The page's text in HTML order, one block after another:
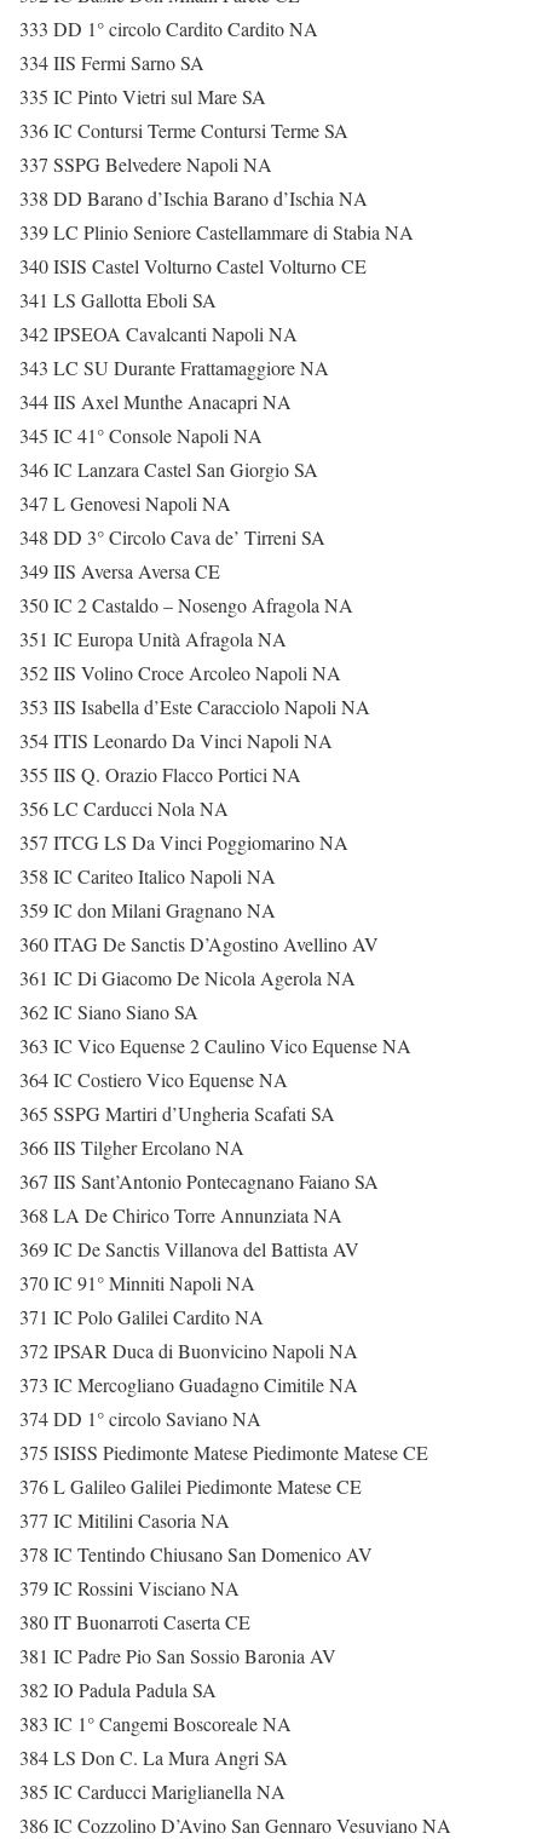
333 DD 1° circolo Cardito Cardito NA
334 IIS Fermi Sarno SA
335 IC Pinto Vietri sul Mare SA
336 IC Contursi Terme Contursi Terme SA
337 SSPG Belvedere Napoli NA
338 DD Barano d’Ischia Barano d’Ischia NA
339 LC Plinio Seniore Castellammare di Stabia NA
340 ISIS Castel Volturno Castel Volturno CE
341 LS Gallotta Eboli SA
342 IPSEOA Cavalcanti Napoli NA
343 LC SU Durante Frattamaggiore NA
344 IIS Axel Munthe Anacapri NA
345 IC 41° Console Napoli NA
346 IC Lanzara Castel San Giorgio SA
347 L Genovesi Napoli NA
348 DD 3° Circolo Cava de’ Tirreni SA
349 IIS Aversa Aversa CE
350 IC 2 Castaldo – Nosengo Afragola NA
351 IC Europa Unità Afragola NA
352 IIS Volino Croce Arcoleo Napoli NA
353 IIS Isabella d’Este Caracciolo Napoli NA
354 ITIS Leonardo Da Vinci Napoli NA
355 IIS Q. Orazio Flacco Portici NA
356 LC Carducci Nola NA
357 ITCG LS Da Vinci Poggiomarino NA
358 IC Cariteo Italico Napoli NA
359 IC don Milani Gragnano NA
360 ITAG De Sanctis D’Agostino Avellino AV
361 IC Di Giacomo De Nicola Agerola NA
362 IC Siano Siano SA
363 IC Vico Equense 2 Caulino Vico Equense NA
364 IC Costiero Vico Equense NA
365 SSPG Martiri d’Ungheria Scafati SA
366 IIS Tilgher Ercolano NA
367 IIS Sant’Antonio Pontecagnano Faiano SA
368 LA De Chirico Torre Annunziata NA
369 IC De Sanctis Villanova del Battista AV
370 IC 91° Minniti Napoli NA
371 IC Polo Galilei Cardito NA
372 IPSAR Duca di Buonvicino Napoli NA
373 IC Mercogliano Guadagno Cimitile NA
374 DD 1° circolo Saviano NA
375 ISISS Piedimonte Matese Piedimonte Matese CE
376 L Galileo Galilei Piedimonte Matese CE
377 IC Mitilini Casoria NA
378 IC Tentindo Chiusano San Domenico AV
379 IC Rossini Visciano NA
380 IT Buonarroti Caserta CE
381 IC Padre Pio San Sossio Baronia AV
382 IO Padula Padula SA
383 IC 1° Cangemi Boscoreale NA
384 LS Don C. La Mura Angri SA
385 IC Carducci Mariglianella NA
386 IC Cozzolino D’Avino San Gennaro Vesuviano NA